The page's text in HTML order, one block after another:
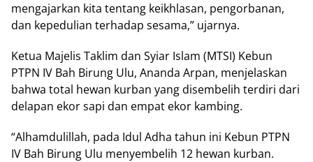
mengajarkan kita tentang keikhlasan, pengorbanan,
dan kepedulian terhadap sesama,” ujarnya.
Ketua Majelis Taklim dan Syiar Islam (MTSI) Kebun
PTPN IV Bah Birung Ulu, Ananda Arpan, menjelaskan
bahwa total hewan kurban yang disembelih terdiri dari
delapan ekor sapi dan empat ekor kambing.
“Alhamdulillah, pada Idul Adha tahun ini Kebun PTPN
IV Bah Birung Ulu menyembelih 12 hewan kurban.